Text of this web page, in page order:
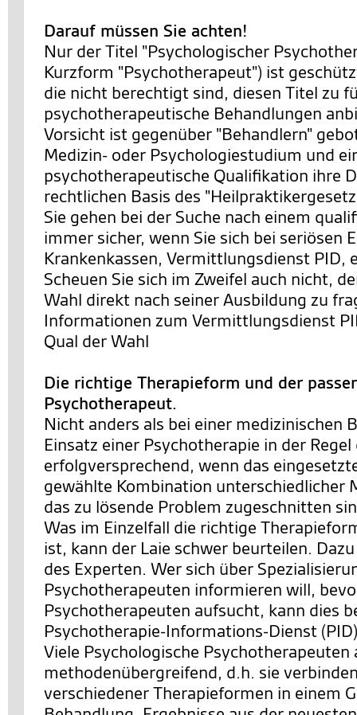
Darauf müssen Sie achten!
Nur der Titel "Psychologischer
Kurzform "Psychotherapeut") ist
die nicht berechtigt sind, diesen Titel zu
psychotherapeutische Behandlungen
Vorsicht ist gegenüber "Behandlern"
Medizin- oder Psychologiestudium und
psychotherapeutische Qualifikation ihre
rechtlichen Basis des
Sie gehen bei der Suche nach einem
immer sicher, wenn Sie sich bei seriösen
Krankenkassen, Vermittlungsdienst PID,
Scheuen Sie sich im Zweifel auch nicht,
Wahl direkt nach seiner Ausbildung zu
Informationen zum Vermittlungsdienst
Qual der Wahl
Die richtige Therapieform und der
Psychotherapeut.
Nicht anders als bei einer medizinischen
Einsatz einer Psychotherapie in der
erfolgversprechend, wenn das
gewählte Kombination unterschiedlicher
das zu lösende Problem zugeschnitten
Was im Einzelfall die richtige
ist, kann der Laie schwer beurteilen.
des Experten. Wer sich über
Psychotherapeuten informieren will,
Psychotherapeuten aufsucht, kann dies
Psychotherapie-Informations-Dienst
Viele Psychologische
methodenübergreifend, d.h. sie
verschiedener Therapieformen in einem